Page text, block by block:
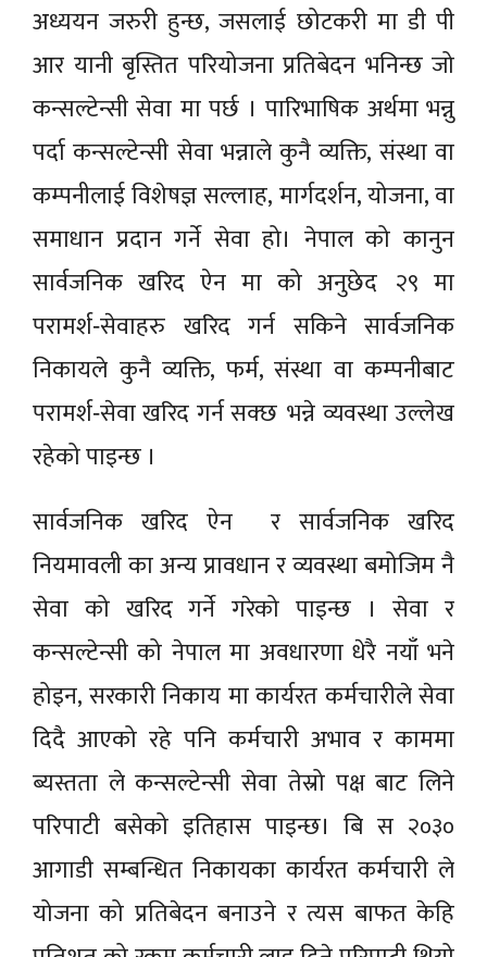
अध्ययन जरुरी हुन्छ, जसलाई छोटकरी मा डी पी
आर यानी बृस्तित परियोजना प्रतिबेदन भनिन्छ जो
कन्सल्टेन्सी सेवा मा पर्छ । पारिभाषिक अर्थमा भन्नु
पर्दा कन्सल्टेन्सी सेवा भन्नाले कुनै व्यक्ति, संस्था वा
कम्पनीलाई विशेषज्ञ सल्लाह, मार्गदर्शन, योजना, वा
समाधान प्रदान गर्ने सेवा हो। नेपाल को कानुन
सार्वजनिक खरिद ऐन मा को अनुछेद २९ मा
परामर्श‑सेवाहरु खरिद गर्न सकिने सार्वजनिक
निकायले कुनै व्यक्ति, फर्म, संस्था वा कम्पनीबाट
परामर्श‑सेवा खरिद गर्न सक्छ भन्ने व्यवस्था उल्लेख
रहेको पाइन्छ ।
सार्वजनिक खरिद ऐन र सार्वजनिक खरिद
नियमावली का अन्य प्रावधान र व्यवस्था बमोजिम नै
सेवा को खरिद गर्ने गरेको पाइन्छ । सेवा र
कन्सल्टेन्सी को नेपाल मा अवधारणा धेरै नयाँ भने
होइन, सरकारी निकाय मा कार्यरत कर्मचारीले सेवा
दिदै आएको रहे पनि कर्मचारी अभाव र काममा
ब्यस्तता ले कन्सल्टेन्सी सेवा तेस्रो पक्ष बाट लिने
परिपाटी बसेको इतिहास पाइन्छ। बि स २०३०
आगाडी सम्बन्धित निकायका कार्यरत कर्मचारी ले
योजना को प्रतिबेदन बनाउने र त्यस बाफत केहि